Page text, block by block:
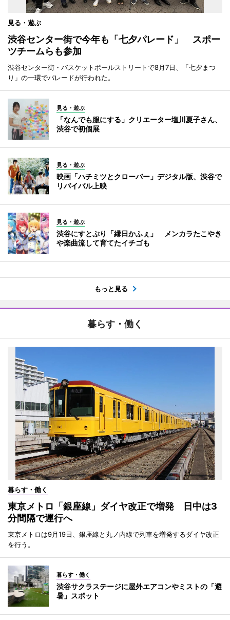
見る・遊ぶ
渋谷センター街で今年も「七夕パレード」 スポー
ツチームらも参加
渋谷センター街・バスケットボールストリートで8月7日、「七夕まつ
り」の一環でパレードが行われた。
見る・遊ぶ
「なんでも服にする」クリエーター塩川夏子さん、
渋谷で初個展
見る・遊ぶ
映画「ハチミツとクローバー」デジタル版、渋谷で
リバイバル上映
見る・遊ぶ
渋谷にすとぷり「縁日かふぇ」 メンカラたこやき
や楽曲流して育てたイチゴも
もっと見る
暮らす・働く
暮らす・働く
東京メトロ「銀座線」ダイヤ改正で増発 日中は3
分間隔で運行へ
東京メトロは9月19日、銀座線と丸ノ内線で列車を増発するダイヤ改正
を行う。
暮らす・働く
渋谷サクラステージに屋外エアコンやミストの「避
暑」スポット